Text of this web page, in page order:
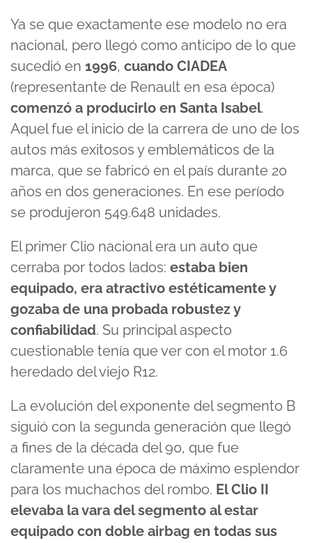
Ya se que exactamente ese modelo no era
nacional, pero llegó como anticipo de lo que
sucedió en 1996, cuando CIADEA
(representante de Renault en esa época)
comenzó a producirlo en Santa Isabel.
Aquel fue el inicio de la carrera de uno de los
autos más exitosos y emblemáticos de la
marca, que se fabricó en el país durante 20
años en dos generaciones. En ese período
se produjeron 549.648 unidades.
El primer Clio nacional era un auto que
cerraba por todos lados: estaba bien
equipado, era atractivo estéticamente y
gozaba de una probada robustez y
confiabilidad. Su principal aspecto
cuestionable tenía que ver con el motor 1.6
heredado del viejo R12.
La evolución del exponente del segmento B
siguió con la segunda generación que llegó
a fines de la década del 90, que fue
claramente una época de máximo esplendor
para los muchachos del rombo. El Clio II
elevaba la vara del segmento al estar
equipado con doble airbag en todas sus